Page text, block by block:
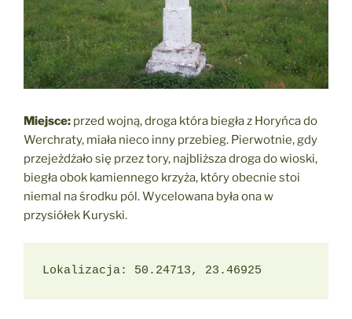
Miejsce: przed wojną, droga która biegła z Horyńca do
Werchraty, miała nieco inny przebieg. Pierwotnie, gdy
przejeżdżało się przez tory, najbliższa droga do wioski,
biegła obok kamiennego krzyża, który obecnie stoi
niemal na środku pól. Wycelowana była ona w
przysiółek Kuryski.
Lokalizacja: 50.24713, 23.46925